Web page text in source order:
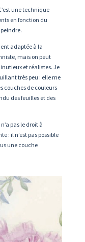
une technique
en fonction du
adaptée à la
mais on peut
et réalistes. Je
très peu : elle me
couches de couleurs
des feuilles et des
pas le droit à
: il n’est pas possible
une couche